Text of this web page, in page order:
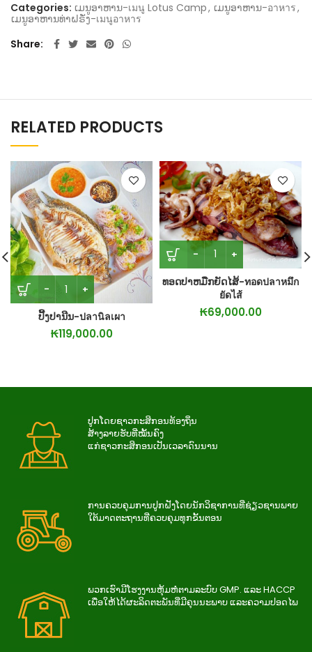
Categories: ເມນູອາຫານ-เมนู Lotus Camp, ເມນູອາຫານ-อาหาร,
ເມນູອາຫານທ່າຝຣັ່ງ-เมนูอาหาร
Share
RELATED PRODUCTS
ປີ້ງປານີນ-ปลานิลเผา
₭119,000.00
ທອດປາຫມືກຍັດໄສ້-ทอดปลาหมึก
ยัดไส้
₭69,000.00
ປູກໂດຍຊາວກະສິກອນທ້ອງຖິ່ນ
ສ້າງລາຍຮັບທີ່ໝັ້ນຄົງ
ແກ່ຊາວກະສິກອນເປັນເວລາດົນນານ
ການ​ຄວບ​ຄຸມ​ການ​ປູກ​ຝັງ​ໂດຍ​ນັກ​ວິ​ຊາ​ການ​ທີ່​ຊ່ຽວ​ຊານ​ພາຍ​
ໃຕ້​ມາດ​ຕະ​ຖານ​ທີ່​ຄວບ​ຄຸມ​ທຸກ​ຂັ້ນ​ຕອນ
ພວກເຮົາມີໂຮງງານຫຸ້ມຫໍ່ຕາມລະບົບ GMP. ແລະ HACCP
ເພື່ອໃຫ້ໄດ້ຜະລິດຕະພັນທີ່ມີຄຸນນະພາບ ແລະຄວາມປອດໄພ